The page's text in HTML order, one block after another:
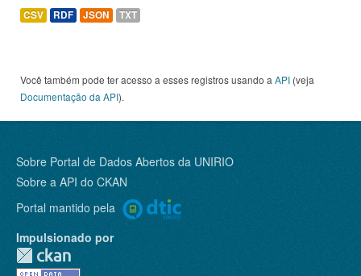
CSV RDF JSON TXT
Você também pode ter acesso a esses registros usando a API (veja
Documentação da API).
Sobre Portal de Dados Abertos da UNIRIO
Sobre a API do CKAN
Portal mantido pela
Impulsionado por